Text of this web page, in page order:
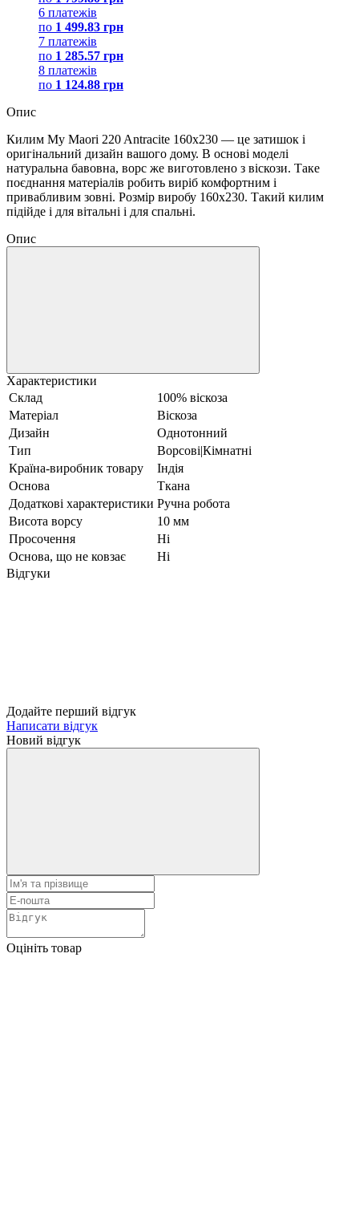
6 платежів
по 1 499.83 грн
7 платежів
по 1 285.57 грн
8 платежів
по 1 124.88 грн
Опис
Килим My Maori 220 Antracite 160х230 — це затишок і
оригінальний дизайн вашого дому. В основі моделі
натуральна бавовна, ворс же виготовлено з віскози. Таке
поєднання матеріалів робить виріб комфортним і
привабливим зовні. Розмір виробу 160х230. Такий килим
підійде і для вітальні і для спальні.
Опис
Характеристики
Склад
100% віскоза
Матеріал
Віскоза
Дизайн
Однотонний
Тип
Ворсові|Кімнатні
Країна-виробник товару
Індія
Основа
Ткана
Додаткові характеристики Ручна робота
Висота ворсу
10 мм
Просочення
Ні
Основа, що не ковзає
Ні
Відгуки
Додайте перший відгук
Написати відгук
Новий відгук
Оцініть товар